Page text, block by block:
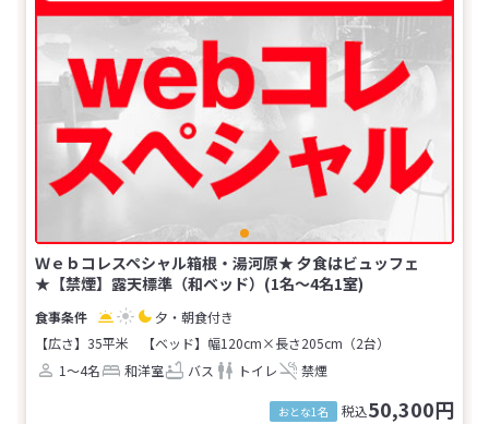
Ｗｅｂコレスペシャル箱根・湯河原★ 夕食はビュッフェ
★【禁煙】露天標準（和ベッド）(1名～4名1室)
夕・朝食付き
【広さ】35平米
【ベッド】幅120cm×長さ205cm（2台）
1～4名
和洋室 バス トイレ 禁煙
おとな1名 税込50,300円